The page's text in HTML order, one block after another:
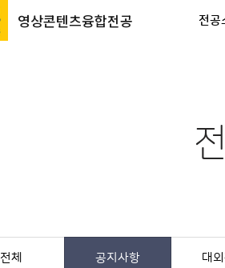
영상콘텐츠융합전공 전공
전체 공지사항 대